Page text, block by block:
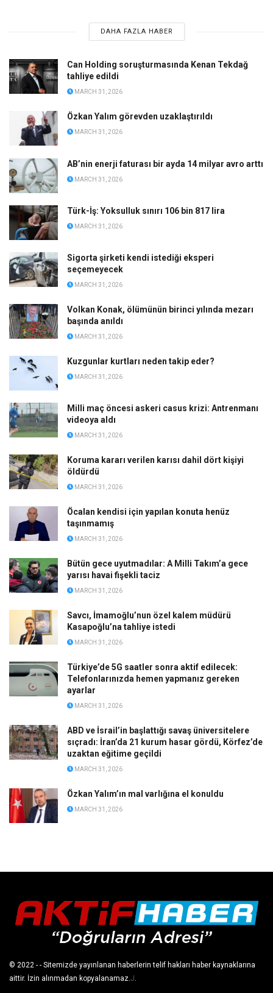
DAHA FAZLA HABER
Can Holding soruşturmasında Kenan Tekdağ
tahliye edildi
MARCH 31, 2026
Özkan Yalım görevden uzaklaştırıldı
MARCH 31, 2026
AB’nin enerji faturası bir ayda 14 milyar avro arttı
MARCH 31, 2026
Türk-İş: Yoksulluk sınırı 106 bin 817 lira
MARCH 31, 2026
Sigorta şirketi kendi istediği eksperi
seçemeyecek
MARCH 31, 2026
Volkan Konak, ölümünün birinci yılında mezarı
başında anıldı
MARCH 31, 2026
Kuzgunlar kurtları neden takip eder?
MARCH 31, 2026
Milli maç öncesi askeri casus krizi: Antrenmanı
videoya aldı
MARCH 31, 2026
Koruma kararı verilen karısı dahil dört kişiyi
öldürdü
MARCH 31, 2026
Öcalan kendisi için yapılan konuta henüz
taşınmamış
MARCH 31, 2026
Bütün gece uyutmadılar: A Milli Takım’a gece
yarısı havai fişekli taciz
MARCH 31, 2026
Savcı, İmamoğlu’nun özel kalem müdürü
Kasapoğlu’na tahliye istedi
MARCH 31, 2026
Türkiye’de 5G saatler sonra aktif edilecek:
Telefonlarınızda hemen yapmanız gereken
ayarlar
MARCH 31, 2026
ABD ve İsrail’in başlattığı savaş üniversitelere
sıçradı: İran’da 21 kurum hasar gördü, Körfez’de
uzaktan eğitime geçildi
MARCH 31, 2026
Özkan Yalım’ın mal varlığına el konuldu
MARCH 31, 2026
© 2022 - - Sitemizde yayınlanan haberlerin telif hakları haber kaynaklarına
aittir. İzin alınmadan kopyalanamaz. J